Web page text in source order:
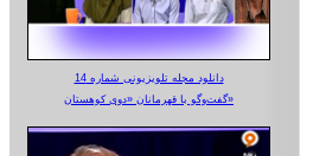
دانلود مجله تلویزیونی شماره 14
گفت‌وگو با قهرمانان «دوی کوهستان»